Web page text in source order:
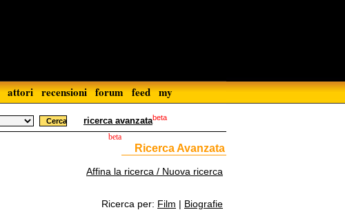
attori recensioni forum feed my
ricerca avanzatabeta
Ricerca Avanzata
beta
Affina la ricerca / Nuova ricerca
Ricerca per: Film | Biografie